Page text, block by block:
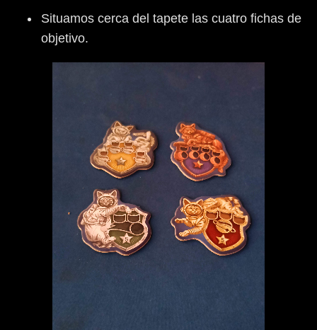
Situamos cerca del tapete las cuatro fichas de
objetivo.